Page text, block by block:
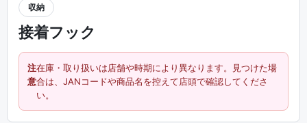
収納
接着フック
注
意
在庫・取り扱いは店舗や時期により異なります。見つけた場
合は、JANコードや商品名を控えて店頭で確認してくださ
い。